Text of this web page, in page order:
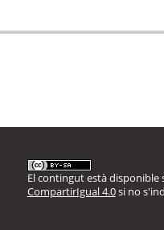
El contingut està disponible
CompartirIgual 4.0si no